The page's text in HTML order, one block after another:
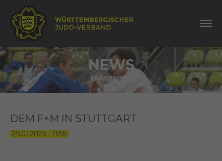
NEWS
ERGEBNISSE
DEM F+M IN STUTTGART
29.01.2023 - 11:55